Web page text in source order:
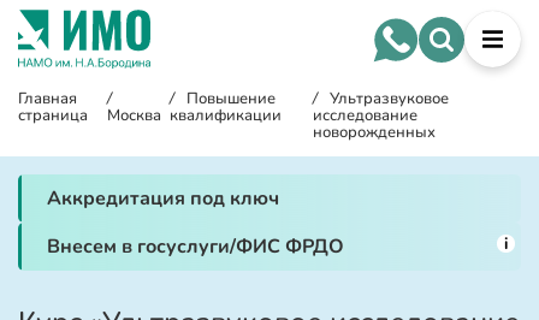
Главная
страница
/
Москва
/ Повышение
квалификации
/ Ультразвуковое
исследование
новорожденных
Аккредитация под ключ
Внесем в госуслуги/ФИС ФРДО
i